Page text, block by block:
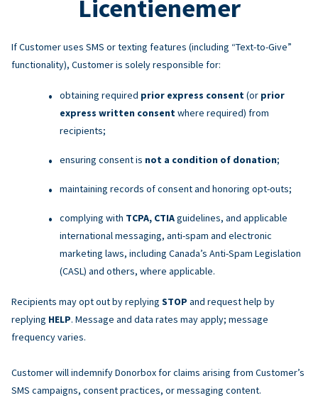
Licentienemer
If Customer uses SMS or texting features (including “Text-to-Give”
functionality), Customer is solely responsible for:
obtaining required prior express consent (or prior
express written consent where required) from
recipients;
ensuring consent is not a condition of donation;
maintaining records of consent and honoring opt-outs;
complying with TCPA, CTIAguidelines, and applicable
international messaging, anti-spam and electronic
marketing laws, including Canada’s Anti-Spam Legislation
(CASL) and others, where applicable.
Recipients may opt out by replying STOP and request help by
replying HELP. Message and data rates may apply; message
frequency varies.
Customer will indemnify Donorbox for claims arising from Customer’s
SMS campaigns, consent practices, or messaging content.